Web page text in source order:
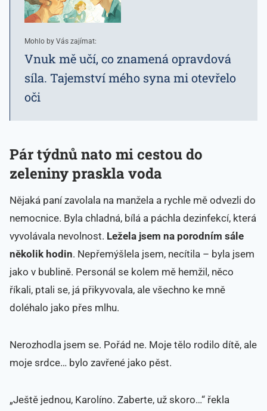
Mohlo by Vás zajímat:
Vnuk mě učí, co znamená opravdová
síla. Tajemství mého syna mi otevřelo
oči
Pár týdnů nato mi cestou do
zeleniny praskla voda
Nějaká paní zavolala na manžela a rychle mě odvezli do
nemocnice. Byla chladná, bílá a páchla dezinfekcí, která
vyvolávala nevolnost. Ležela jsem na porodním sále
několik hodin. Nepřemýšlela jsem, necítila – byla jsem
jako v bublině. Personál se kolem mě hemžil, něco
říkali, ptali se, já přikyvovala, ale všechno ke mně
doléhalo jako přes mlhu.
Nerozhodla jsem se. Pořád ne. Moje tělo rodilo dítě, ale
moje srdce… bylo zavřené jako pěst.
„Ještě jednou, Karolíno. Zaberte, už skoro…“ řekla